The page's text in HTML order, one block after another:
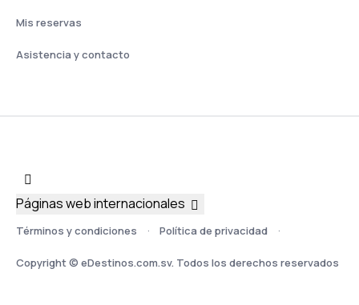
Mis reservas
Asistencia y contacto
Términos y condiciones Política de privacidad
Copyright © eDestinos.com.sv. Todos los derechos reservados
Páginas web internacionales